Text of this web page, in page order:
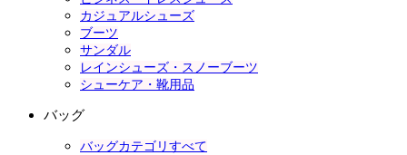
カジュアルシューズ
ブーツ
サンダル
レインシューズ・スノーブーツ
シューケア・靴用品
バッグ
バッグカテゴリすべて